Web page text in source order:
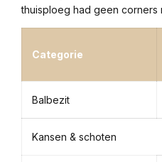
thuisploeg had geen corners
Categorie
Balbezit
Kansen & schoten